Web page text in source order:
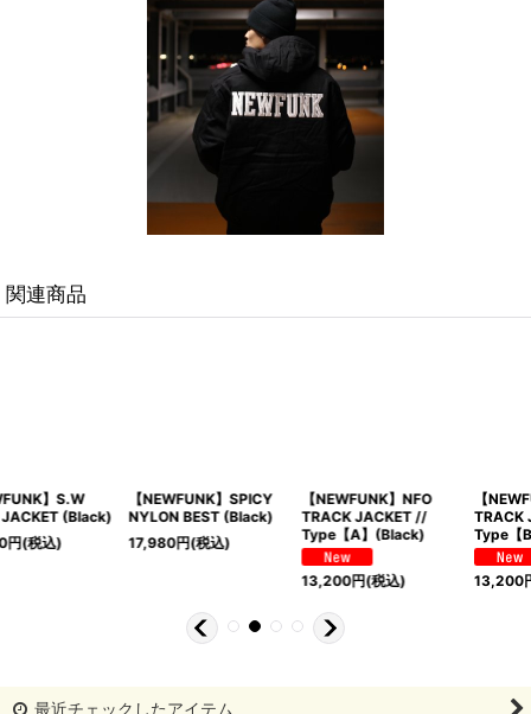
関連商品
【NEWFUNK】SPICY
NYLON BEST (Black)
17,980円
【NEWFUNK】NFO
TRACK JACKET //
Type【A】(Black)
【NEWFUNK】NFO
TRACK JACKET //
Type【B】(Black)
13,200
最近チェックしたアイテム